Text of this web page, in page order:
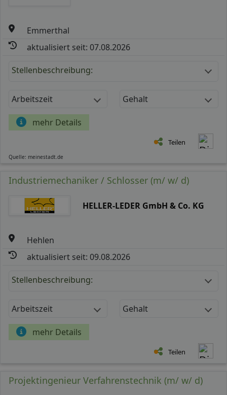
Emmerthal
aktualisiert seit: 07.08.2026
Stellenbeschreibung:
Arbeitszeit Gehalt
mehr Details
Teilen
Quelle: meinestadt.de
Industriemechaniker / Schlosser (m/ w/ d)
HELLER-LEDER GmbH & Co. KG
Hehlen
aktualisiert seit: 09.08.2026
Stellenbeschreibung:
Arbeitszeit Gehalt
mehr Details
Teilen
Projektingenieur Verfahrenstechnik (m/ w/ d)